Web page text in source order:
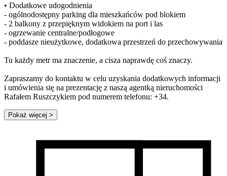
• Dodatkowe udogodnienia
- ogólnodostępny parking dla mieszkańców pod blokiem
- 2 balkony z przepięknym widokiem na port i las
- ogrzewanie centralne/podłogowe
- poddasze nieużytkowe, dodatkowa przestrzeń do przechowywania
Tu każdy metr ma znaczenie, a cisza naprawdę coś znaczy.
Zapraszamy do kontaktu w celu uzyskania dodatkowych informacji
i umówienia się na prezentację z naszą agentką nieruchomości
Rafałem Ruszczykiem pod numerem telefonu: +34.
Pokaż więcej >